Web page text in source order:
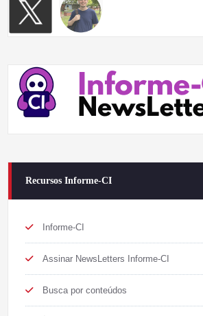
Recursos Informe-CI
Informe-CI
Assinar NewsLetters Informe-CI
Busca por conteúdos